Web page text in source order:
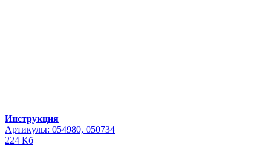
Инструкция
Артикулы: 054980, 050734
224 Кб